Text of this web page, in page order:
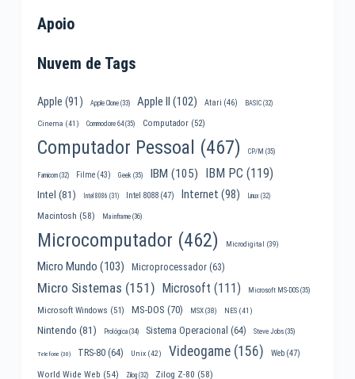
Apoio
Nuvem de Tags
Apple (91) Apple Clone(33) Apple II (102) Atari (46) BASIC(32)
Cinema (41) Commodore 64(35) Computador(52)
Computador Pessoal (467) CP/M (35)
Famicom(32) Filme(43) Geek (35) IBM (105) IBM PC (119)
Intel (81) Intel 8086 (31) Intel 8088(47) Internet (98) Linux(32)
Macintosh (58) Mainframe(36)
Microcomputador (462) Microdigital (39)
Micro Mundo (103) Microprocessador(63)
Micro Sistemas (151) Microsoft (111) Microsoft MS-DOS(35)
Microsoft Windows (51) MS-DOS (70) MSX(38) NES(41)
Nintendo (81) Prológica(34) Sistema Operacional (64) Steve Jobs(35)
Telefone (30) TRS-80(64) Unix(42) Videogame(156) Web(47)
World Wide Web (54) Zilog(32) Zilog Z-80 (58)